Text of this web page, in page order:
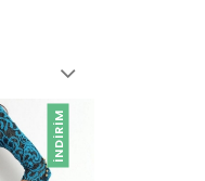
İNDIRIM